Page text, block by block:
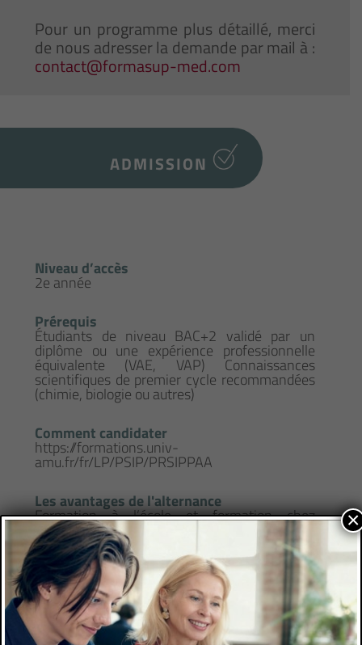
Pour un programme plus détaillé, merci
de nous adresser la demande par mail à :
contact@formasup-med.com
ADMISSION
Niveau d’accès
2e année
Prérequis
Étudiants de niveau BAC+2 validé par un
diplôme ou une expérience professionnelle
équivalente (VAE, VAP) Connaissances
scientifiques de premier cycle recommandées
(chimie, biologie ou autres)
Comment candidater
https://formations.univ-
amu.fr/fr/LP/PSIP/PRSIPPAA
Les avantages de l'alternance
Formation à l’école et formation chez
l’employeur- Insertion professionnelle accrue
à l’issue du diplôme- Diplôme Universitaires
reconnus et visés par l’État
×